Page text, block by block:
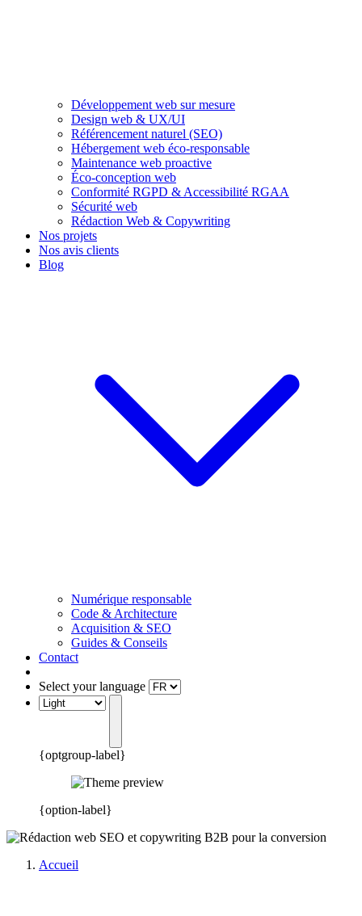
Développement web sur mesure
Design web & UX/UI
Référencement naturel (SEO)
Hébergement web éco-responsable
Maintenance web proactive
Éco-conception web
Conformité RGPD & Accessibilité RGAA
Sécurité web
Rédaction Web & Copywriting
Nos projets
Nos avis clients
Blog
Numérique responsable
Code & Architecture
Acquisition & SEO
Guides & Conseils
Contact
Select your language
{optgroup-label}
{option-label}
Accueil